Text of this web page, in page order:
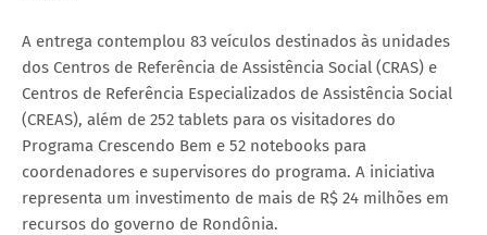
A entrega contemplou 83 veículos destinados às unidades
dos Centros de Referência de Assistência Social (CRAS) e
Centros de Referência Especializados de Assistência Social
(CREAS), além de 252 tablets para os visitadores do
Programa Crescendo Bem e 52 notebooks para
coordenadores e supervisores do programa. A iniciativa
representa um investimento de mais de R$ 24 milhões em
recursos do governo de Rondônia.